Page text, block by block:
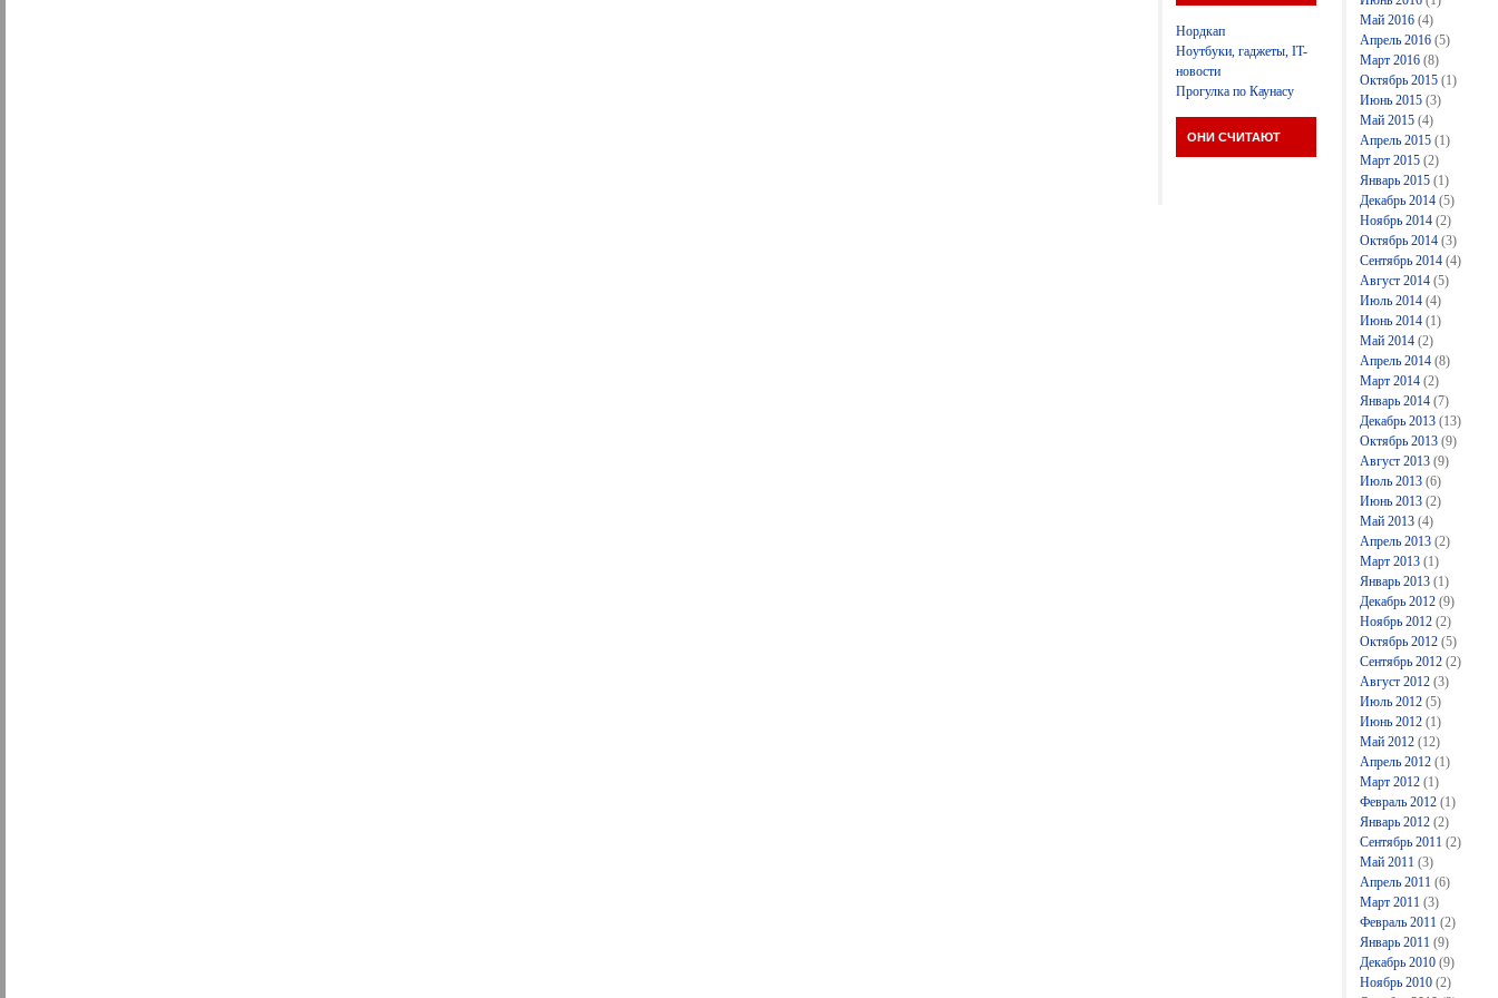
Нордкап
Ноутбуки, гаджеты, IT-
новости
Прогулка по Каунасу
ОНИ СЧИТАЮТ
Май 2016 (4)
Апрель 2016 (5)
Март 2016 (8)
Октябрь 2015 (1)
Июнь 2015 (3)
Май 2015 (4)
Апрель 2015 (1)
Март 2015 (2)
Январь 2015 (1)
Декабрь 2014 (5)
Ноябрь 2014 (2)
Октябрь 2014 (3)
Сентябрь 2014 (4)
Август 2014 (5)
Июль 2014 (4)
Июнь 2014 (1)
Май 2014 (2)
Апрель 2014 (8)
Март 2014 (2)
Январь 2014 (7)
Декабрь 2013 (13)
Октябрь 2013 (9)
Август 2013 (9)
Июль 2013 (6)
Июнь 2013 (2)
Май 2013 (4)
Апрель 2013 (2)
Март 2013 (1)
Январь 2013 (1)
Декабрь 2012 (9)
Ноябрь 2012 (2)
Октябрь 2012 (5)
Сентябрь 2012 (2)
Август 2012 (3)
Июль 2012 (5)
Июнь 2012 (1)
Май 2012 (12)
Апрель 2012 (1)
Март 2012 (1)
Февраль 2012 (1)
Январь 2012 (2)
Сентябрь 2011 (2)
Май 2011 (3)
Апрель 2011 (6)
Март 2011 (3)
Февраль 2011 (2)
Январь 2011 (9)
Декабрь 2010 (9)
Ноябрь 2010 (2)